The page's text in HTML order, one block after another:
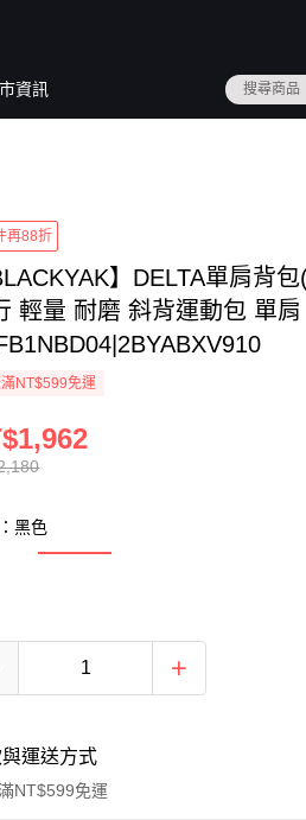
資訊
再88折
】DELTA單肩背
輕量 耐磨 斜背運動包 單肩
NT$599免運
黑色
運送方式
NT$599免運